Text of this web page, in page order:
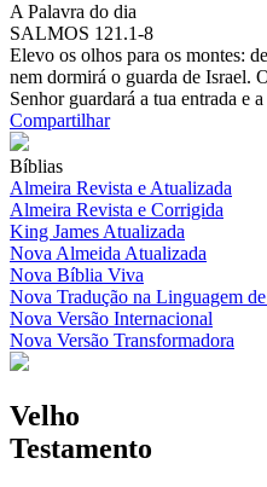
A Palavra do dia
SALMOS 121.1-8
Elevo os olhos para os montes:
nem dormirá o guarda de Israel.
Senhor guardará a tua entrada e
Compartilhar
Bíblias
Almeira Revista e Atualizada
Almeira Revista e Corrigida
King James Atualizada
Nova Almeida Atualizada
Nova Bíblia Viva
Nova Tradução na Linguagem
Nova Versão Internacional
Nova Versão Transformadora
Velho
Testamento